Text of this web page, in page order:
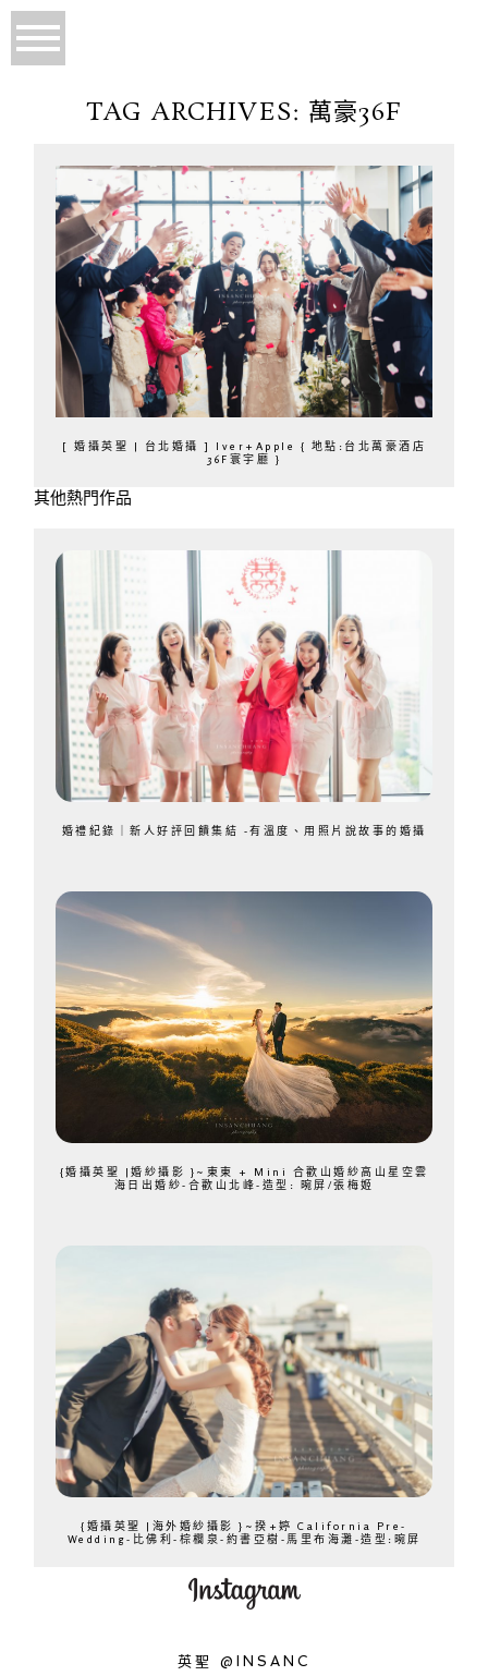
TAG ARCHIVES: 萬豪36F
[ 婚攝英聖 | 台北婚攝 ] Iver+Apple { 地點:台北萬豪酒店
36F寰宇廳 }
其他熱門作品
婚禮紀錄｜新人好評回饋集結 -有溫度、用照片說故事的婚攝
{婚攝英聖 |婚紗攝影 }~東東 + Mini 合歡山婚紗高山星空雲
海日出婚紗-合歡山北峰-造型: 晼屏/張梅姬
{婚攝英聖 |海外婚紗攝影 }~揆+婷 California Pre-
Wedding-比佛利-棕櫚泉-約書亞樹-馬里布海灘-造型:晼屏
英聖 @INSANC